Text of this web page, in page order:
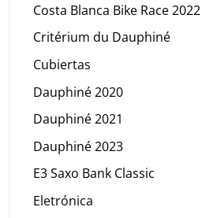
Costa Blanca Bike Race 2022
Critérium du Dauphiné
Cubiertas
Dauphiné 2020
Dauphiné 2021
Dauphiné 2023
E3 Saxo Bank Classic
Eletrónica